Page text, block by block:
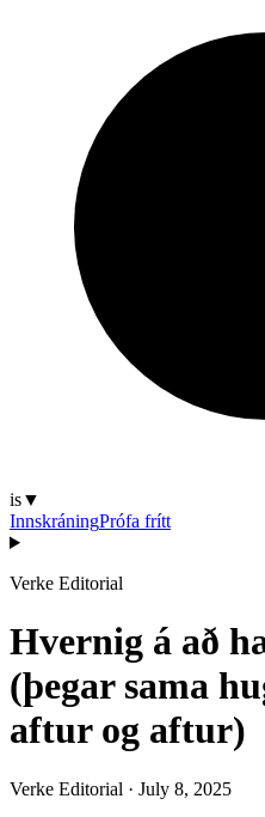
is▼
InnskráningPrófa frítt
Verke Editorial
Hvernig á að
(þegar sama
aftur og aftur)
Verke Editorial · July 8, 2025